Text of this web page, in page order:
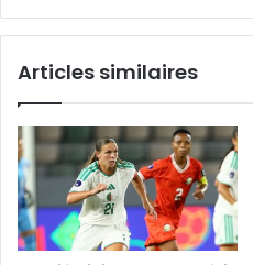
Articles similaires